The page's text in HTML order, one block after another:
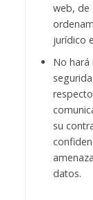
web, de
jurídico
No hará
su
datos.